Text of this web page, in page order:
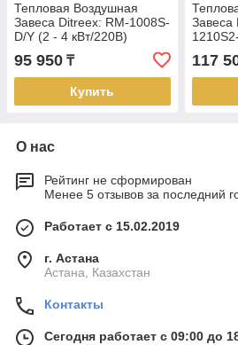
Тепловая Воздушная
Завеса Ditreex: RM-1008S-
D/Y (2 - 4 кВт/220В)
95 950 ₸
Купить
Завеса
117
О нас
Рейтинг не сформирован
Менее 5 отзывов за последний
Работает с 15.02.2019
г. Астана
Астана, Казахстан
Контакты
Сегодня работает с 09:00 до